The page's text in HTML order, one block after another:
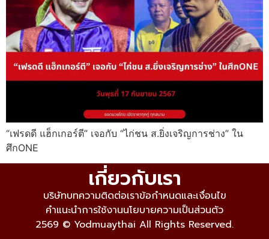
“เฟรดดี แฮ็กเกอร์ตี” เจอกับ “ไก่ชน ส.ยิ่งเจริญการช่าง” ใน
ศึกONE
เกี่ยวกับเรา
บริษัทบทความติดต่อเราข้อกำหนดและเงื่อนไข
คำแนะนำการใช้งานนโยบายความเป็นส่วนตัว
2569 © Yodmuaythai All Rights Reserved.